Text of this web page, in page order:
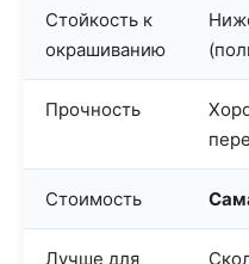
Стойкость к
окрашиванию
Прочность
Стоимость
Лучше для